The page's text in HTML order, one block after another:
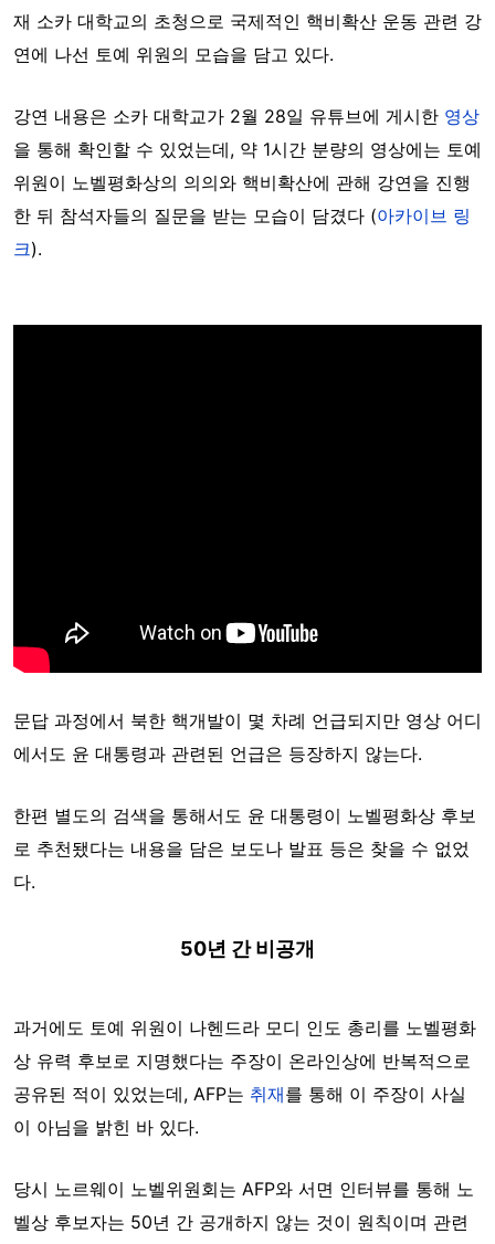
재 소카 대학교의 초청으로 국제적인 핵비확산 운동 관련 강
연에 나선 토예 위원의 모습을 담고 있다.
강연 내용은 소카 대학교가 2월 28일 유튜브에 게시한 영상
을 통해 확인할 수 있었는데, 약 1시간 분량의 영상에는 토예
위원이 노벨평화상의 의의와 핵비확산에 관해 강연을 진행
한 뒤 참석자들의 질문을 받는 모습이 담겼다 (아카이브 링
크).
문답 과정에서 북한 핵개발이 몇 차례 언급되지만 영상 어디
에서도 윤 대통령과 관련된 언급은 등장하지 않는다.
한편 별도의 검색을 통해서도 윤 대통령이 노벨평화상 후보
로 추천됐다는 내용을 담은 보도나 발표 등은 찾을 수 없었
다.
50년 간 비공개
과거에도 토예 위원이 나헨드라 모디 인도 총리를 노벨평화
상 유력 후보로 지명했다는 주장이 온라인상에 반복적으로
공유된 적이 있었는데, AFP는 취재를 통해 이 주장이 사실
이 아님을 밝힌 바 있다.
당시 노르웨이 노벨위원회는 AFP와 서면 인터뷰를 통해 노
벨상 후보자는 50년 간 공개하지 않는 것이 원칙이며 관련